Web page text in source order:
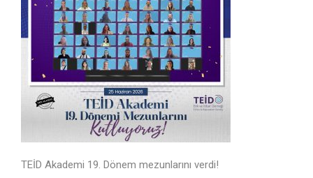
TEİD Akademi 19. Dönem mezunlarını verdi!